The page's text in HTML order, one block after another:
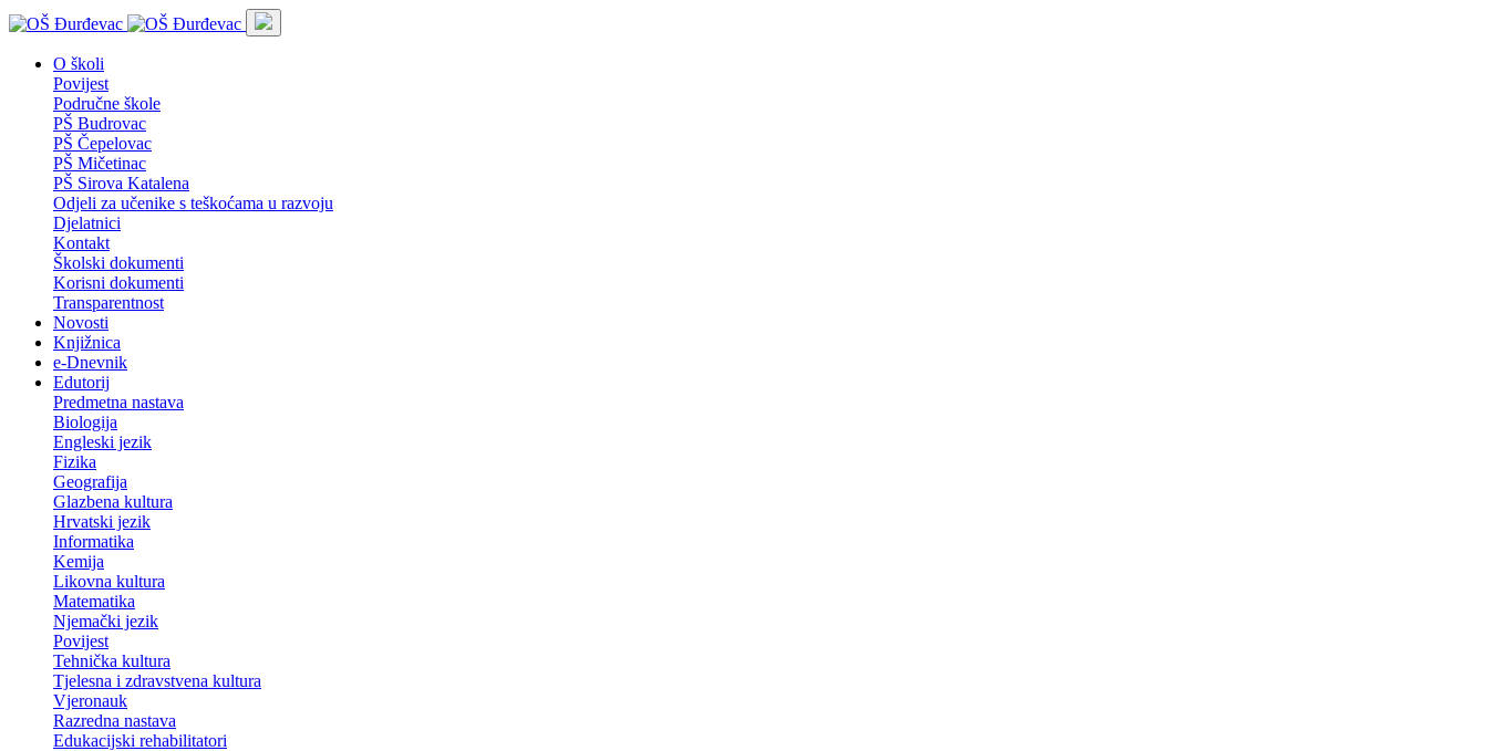
O školi
Povijest
Područne škole
PŠ Budrovac
PŠ Čepelovac
PŠ Mičetinac
PŠ Sirova Katalena
Odjeli za učenike s teškoćama u razvoju
Djelatnici
Kontakt
Školski dokumenti
Korisni dokumenti
Transparentnost
Novosti
Knjižnica
e-Dnevnik
Edutorij
Predmetna nastava
Biologija
Engleski jezik
Fizika
Geografija
Glazbena kultura
Hrvatski jezik
Informatika
Kemija
Likovna kultura
Matematika
Njemački jezik
Povijest
Tehnička kultura
Tjelesna i zdravstvena kultura
Vjeronauk
Razredna nastava
Edukacijski rehabilitatori